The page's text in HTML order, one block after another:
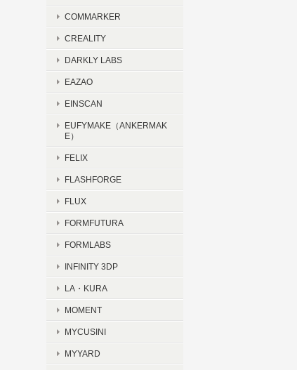
COMMARKER
CREALITY
DARKLY LABS
EAZAO
EINSCAN
EUFYMAKE（ANKERMAK
E）
FELIX
FLASHFORGE
FLUX
FORMFUTURA
FORMLABS
INFINITY 3DP
LA・KURA
MOMENT
MYCUSINI
MYYARD